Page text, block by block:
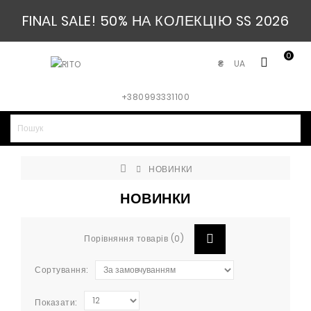
FINAL SALE! 50% НА КОЛЕКЦІЮ SS 2026
0
UA
₴
+380993331100
НОВИНКИ
НОВИНКИ
Порівняння товарів (0)
Сортування:
Показати: